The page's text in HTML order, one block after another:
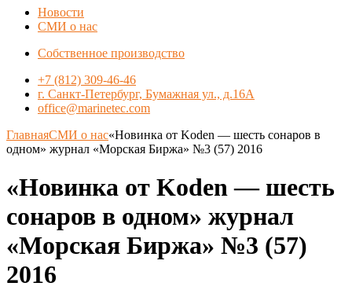
Новости
СМИ о нас
Собственное производство
+7 (812) 309-46-46
г. Санкт-Петербург, Бумажная ул., д.16А
office@marinetec.com
ГлавнаяСМИ о нас«Новинка от Koden — шесть сонаров в
одном» журнал «Морская Биржа» №3 (57) 2016
«Новинка от Koden — шесть
сонаров в одном» журнал
«Морская Биржа» №3 (57)
2016